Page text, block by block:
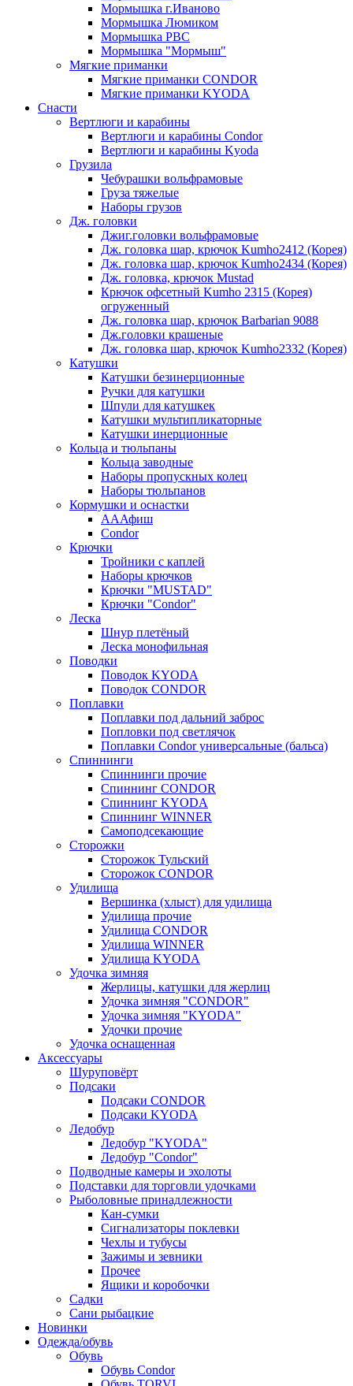
Мормышка г.Иваново
Мормышка Люмиком
Мормышка РВС
Мормышка "Мормыш"
Мягкие приманки
Мягкие приманки CONDOR
Мягкие приманки KYODA
Снасти
Вертлюги и карабины
Вертлюги и карабины Condor
Вертлюги и карабины Kyoda
Грузила
Чебурашки вольфрамовые
Груза тяжелые
Наборы грузов
Дж. головки
Джиг.головки вольфрамовые
Дж. головка шар, крючок Kumho2412 (Корея)
Дж. головка шар, крючок Kumho2434 (Корея)
Дж. головка, крючок Mustad
Крючок офсетный Kumho 2315 (Корея)
огруженный
Дж. головка шар, крючок Barbarian 9088
Дж.головки крашеные
Дж. головка шар, крючок Kumho2332 (Корея)
Катушки
Катушки безинерционные
Ручки для катушки
Шпули для катушкек
Катушки мультипликаторные
Катушки инерционные
Кольца и тюльпаны
Кольца заводные
Наборы пропускных колец
Наборы тюльпанов
Кормушки и оснастки
АААфиш
Condor
Крючки
Тройники с каплей
Наборы крючков
Крючки "MUSTAD"
Крючки "Condor"
Леска
Шнур плетёный
Леска монофильная
Поводки
Поводок KYODA
Поводок CONDOR
Поплавки
Поплавки под дальний заброс
Попловки под светлячок
Поплавки Condor универсальные (бальса)
Спиннинги
Спиннинги прочие
Спиннинг CONDOR
Спиннинг KYODA
Спиннинг WINNER
Самоподсекающие
Сторожки
Сторожок Тульский
Сторожок CONDOR
Удилища
Вершинка (хлыст) для удилища
Удилищa прочие
Удилища CONDOR
Удилища WINNER
Удилища KYODA
Удочка зимняя
Жерлицы, катушки для жерлиц
Удочка зимняя "CONDOR"
Удочка зимняя "KYODA"
Удочки прочие
Удочка оснащенная
Аксессуары
Шуруповёрт
Подсаки
Подсаки CONDOR
Подсаки KYODA
Ледобур
Ледобур "KYODA"
Ледобур "Condor"
Подводные камеры и эхолоты
Подставки для торговли удочками
Рыболовные принадлежности
Кан-сумки
Сигнализаторы поклевки
Чехлы и тубусы
Зажимы и зевники
Прочее
Ящики и коробочки
Садки
Сани рыбацкие
Новинки
Одежда/обувь
Обувь
Обувь Condor